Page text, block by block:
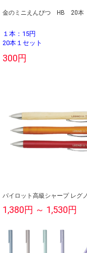
金のミニえんぴつ HB 20本
１本：15円
20本１セット
300円
パイロット高級シャープ レグ
1,380円 ～ 1,530円